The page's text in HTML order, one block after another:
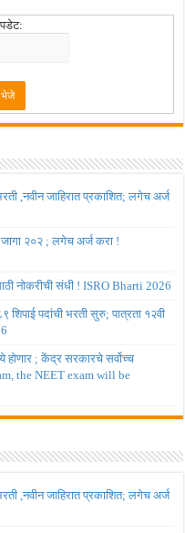
,नवीन जाहिरात प्रकाशित; लगेच अर्ज
जागा २०२ ; लगेच अर्ज करा !
नोकरीची संधी ! ISRO Bharti 2026
शिपाई पदांची भरती सुरु; पात्रता १२वी
होणार ; केंद्र सरकारचे सर्वोच्च
the NEET exam will be
,नवीन जाहिरात प्रकाशित; लगेच अर्ज